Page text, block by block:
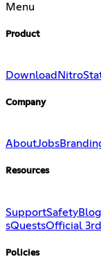
Menu
Product
Download Nitro
Company
AboutJobs
Resources
SupportSafetyBlog
sQuestsOfficial
Policies